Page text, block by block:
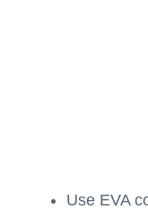
Use EVA